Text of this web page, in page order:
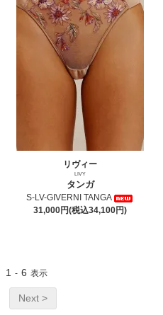
リヴィー
LIVY
タンガ
S-LV-GIVERNI TANGA
31,000円(税込34,100円)
1 - 6 表示
Next >